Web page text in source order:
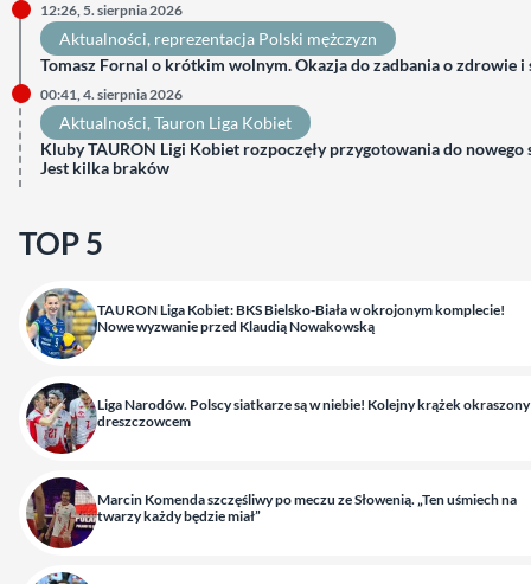
12:26, 5. sierpnia 2026
Aktualności, reprezentacja Polski mężczyzn
Tomasz Fornal o krótkim wolnym. Okazja do zadbania o zdrowie i
00:41, 4. sierpnia 2026
Aktualności, Tauron Liga Kobiet
Kluby TAURON Ligi Kobiet rozpoczęły przygotowania do nowego
Jest kilka braków
TOP 5
TAURON Liga Kobiet: BKS Bielsko-Biała w okrojonym komplecie!
Nowe wyzwanie przed Klaudią Nowakowską
Liga Narodów. Polscy siatkarze są w niebie! Kolejny krążek okraszony
dreszczowcem
Marcin Komenda szczęśliwy po meczu ze Słowenią. „Ten uśmiech na
twarzy każdy będzie miał”